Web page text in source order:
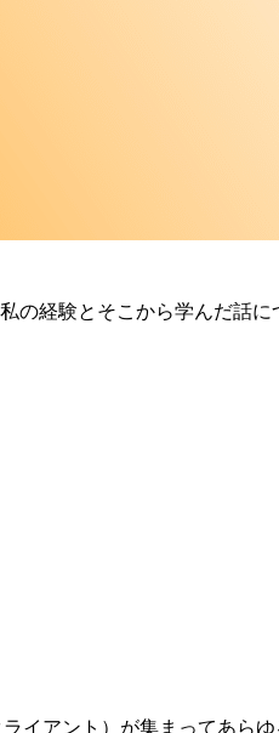
経験とそこから学んだ話に
イアント）が集まってあら